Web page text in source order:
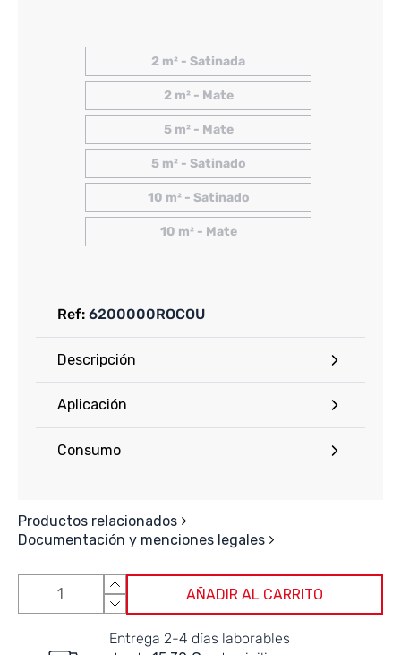
Ref: 6200000ROCOU
Descripción
Aplicación
Consumo
Productos relacionados
Documentación y menciones legales
2 m² - Satinada
2 m² - Mate
5 m² - Mate
5 m² - Satinado
10 m² - Satinado
10 m² - Mate
AÑADIR AL CARRITO
Entrega 2-4 días laborables